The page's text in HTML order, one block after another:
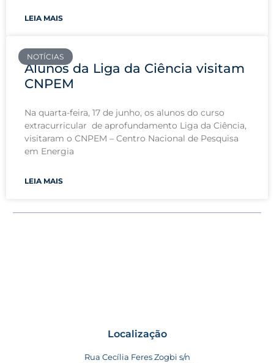
LEIA MAIS
NOTÍCIAS
Alunos da Liga da Ciência visitam
CNPEM
Na quarta-feira, 17 de junho, os alunos do curso
extracurricular de aprofundamento Liga da Ciência,
visitaram o CNPEM – Centro Nacional de Pesquisa
em Energia
LEIA MAIS
Localização
Rua Cecília Feres Zogbi s/n